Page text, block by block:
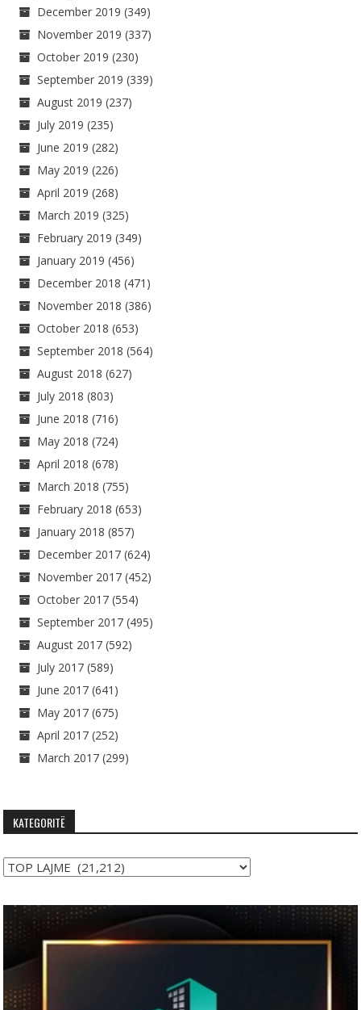
December 2019 (349)
November 2019 (337)
October 2019 (230)
September 2019 (339)
August 2019 (237)
July 2019 (235)
June 2019 (282)
May 2019 (226)
April 2019 (268)
March 2019 (325)
February 2019 (349)
January 2019 (456)
December 2018 (471)
November 2018 (386)
October 2018 (653)
September 2018 (564)
August 2018 (627)
July 2018 (803)
June 2018 (716)
May 2018 (724)
April 2018 (678)
March 2018 (755)
February 2018 (653)
January 2018 (857)
December 2017 (624)
November 2017 (452)
October 2017 (554)
September 2017 (495)
August 2017 (592)
July 2017 (589)
June 2017 (641)
May 2017 (675)
April 2017 (252)
March 2017 (299)
KATEGORITË
Kategoritë